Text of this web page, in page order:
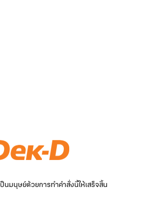
นมนุษย์ด้วยการทำคำสั่งนี้ให้เสร็จสิ้น